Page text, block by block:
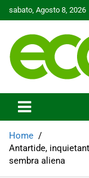
to
sabato, Agosto 8, 2026
Ecoo.it
Home
Antartide,
sembra aliena